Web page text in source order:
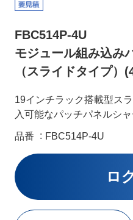
FBC514P-4U
モジュール組み込み
（スライドタイプ）
19インチラック搭載型ス
入可能なパッチパネルシャ
品番 FBC514P-4U